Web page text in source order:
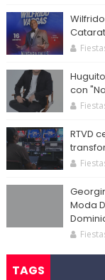
con
RTVD
Moda
TAGS